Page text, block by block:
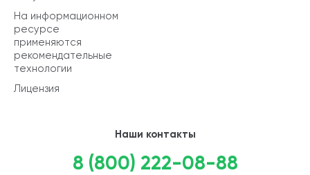
На информационном
ресурсе
применяются
рекомендательные
технологии
Лицензия
Наши контакты
8 (800) 222-08-88